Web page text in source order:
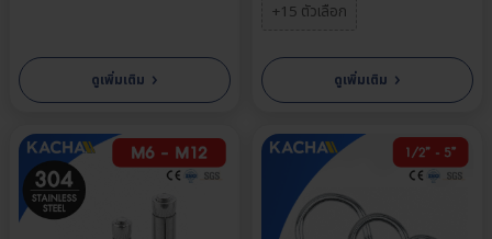
ดูเพิ่มเติม ›
+15 ตัวเลือก
ดูเพิ่มเติม ›